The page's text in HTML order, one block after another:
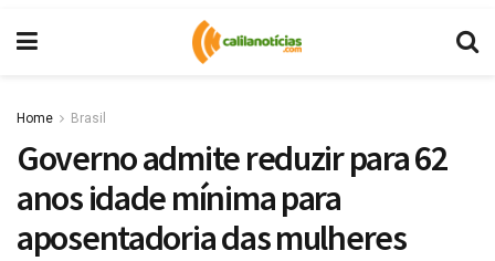
Home Brasil
Governo admite reduzir para 62
anos idade mínima para
aposentadoria das mulheres